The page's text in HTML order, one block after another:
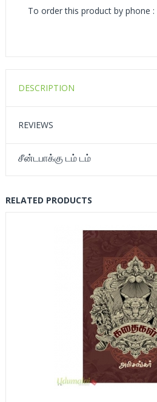
To order this product by phone :
DESCRIPTION
REVIEWS
சீன்டபாக்கு டம் டம்
RELATED PRODUCTS